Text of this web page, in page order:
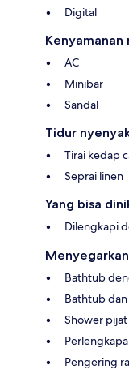
Digital
Kenyamanan
AC
Minibar
Sandal
Tidur
Tirai kedap
Seprai linen
Yang bisa
Dilengkapi
Menyegarkan
Bathtub
Bathtub
Shower pijat
Pengering